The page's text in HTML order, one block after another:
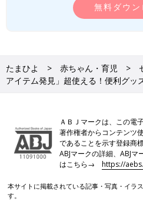
無料ダウン
たまひよ 赤ちゃん・育児
アイテム発見」超使える！便利グッ
ＡＢＪマークは、この電
著作権者からコンテンツ
であることを示す登録商
ABJマークの詳細、ABJ
はこちら→https://
本サイトに掲載されている記事・写真・イラ
す。